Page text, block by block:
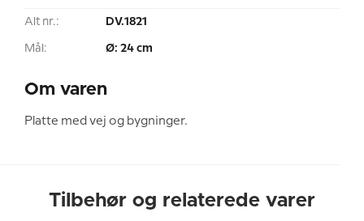
Alt nr.: DV.1821
Mål: Ø: 24 cm
Om varen
Platte med vej og bygninger.
Tilbehør og relaterede varer